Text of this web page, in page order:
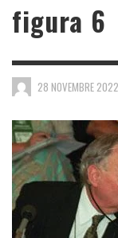
figura 6
28 NOVEMBRE 2022